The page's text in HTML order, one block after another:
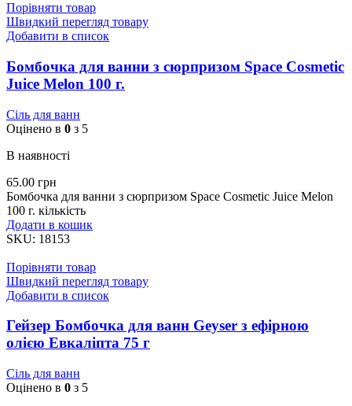
Порівняти товар
Швидкий перегляд товару
Добавити в список
Бомбочка для ванни з сюрпризом Space Cosmetic
Juice Melon 100 г.
Сіль для ванн
Оцінено в 0 з 5
В наявності
65.00 грн
Бомбочка для ванни з сюрпризом Space Cosmetic Juice Melon
100 г. кількість
Додати в кошик
SKU: 18153
Порівняти товар
Швидкий перегляд товару
Добавити в список
Гейзер Бомбочка для ванн Geyser з ефірною
олією Евкаліпта 75 г
Сіль для ванн
Оцінено в 0 з 5